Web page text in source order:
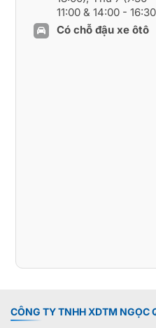
11:00 & 14:00 -
Có chỗ đậu xe ôtô
CÔNG TY TNHH XDTM NGỌC